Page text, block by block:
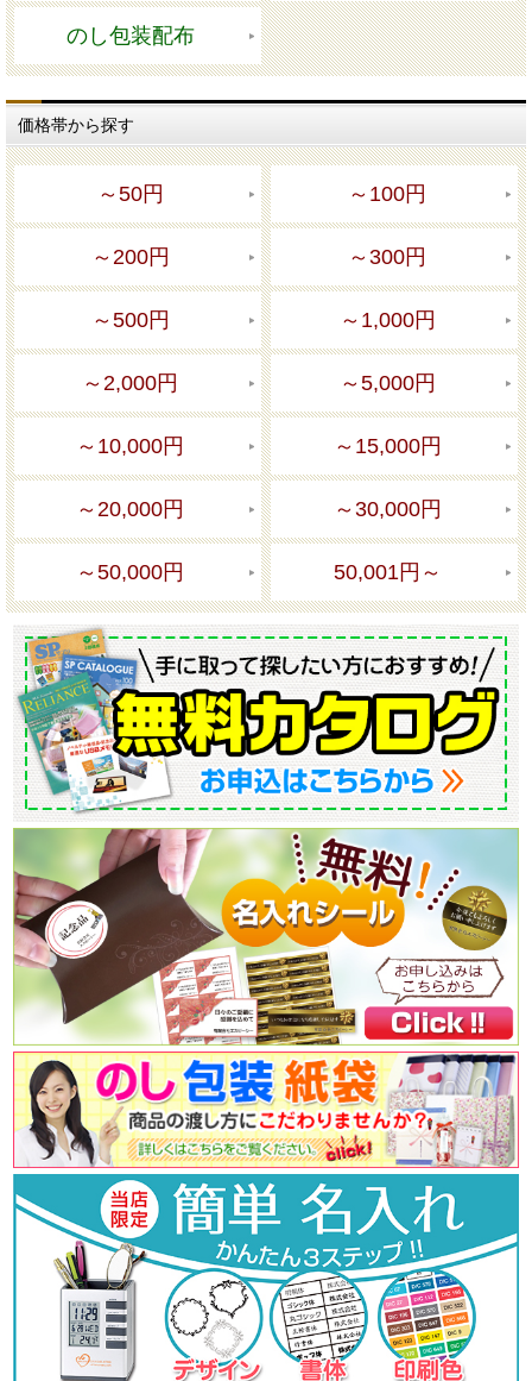
のし包装配布
価格帯から探す
～50円 ～100円
～200円 ～300円
～500円 ～1,000円
～2,000円 ～5,000円
～10,000円 ～15,000円
～20,000円 ～30,000円
～50,000円 50,001円～